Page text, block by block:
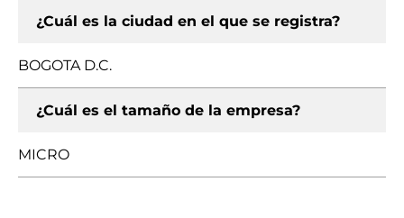
¿Cuál es la ciudad en el que se registra?
BOGOTA D.C.
¿Cuál es el tamaño de la empresa?
MICRO